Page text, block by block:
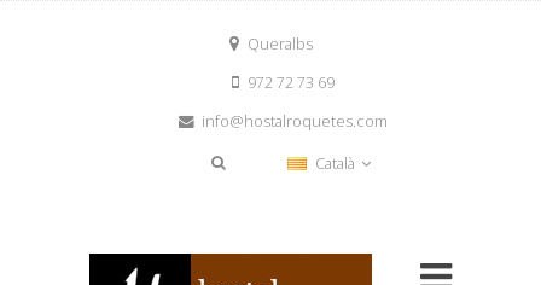
Queralbs
972 72 73 69
info@hostalroquetes.com
Català